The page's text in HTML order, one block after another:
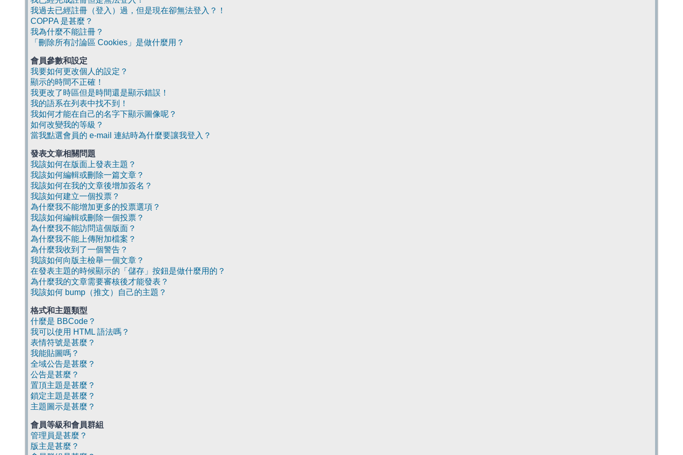
我過去已經註冊（登入）過，但是現在卻無法登入？！
COPPA 是甚麼？
我為什麼不能註冊？
「刪除所有討論區 Cookies」是做什麼用？
會員參數和設定
我要如何更改個人的設定？
顯示的時間不正確！
我更改了時區但是時間還是顯示錯誤！
我的語系在列表中找不到！
我如何才能在自己的名字下顯示圖像呢？
如何改變我的等級？
當我點選會員的 e-mail 連結時為什麼要讓我登入？
發表文章相關問題
我該如何在版面上發表主題？
我該如何編輯或刪除一篇文章？
我該如何在我的文章後增加簽名？
我該如何建立一個投票？
為什麼我不能增加更多的投票選項？
我該如何編輯或刪除一個投票？
為什麼我不能訪問這個版面？
為什麼我不能上傳附加檔案？
為什麼我收到了一個警告？
我該如何向版主檢舉一個文章？
在發表主題的時候顯示的「儲存」按鈕是做什麼用的？
為什麼我的文章需要審核後才能發表？
我該如何 bump（推文）自己的主題？
格式和主題類型
什麼是 BBCode？
我可以使用 HTML 語法嗎？
表情符號是甚麼？
我能貼圖嗎？
全域公告是甚麼？
公告是甚麼？
置頂主題是甚麼？
鎖定主題是甚麼？
主題圖示是甚麼？
會員等級和會員群組
管理員是甚麼？
版主是甚麼？